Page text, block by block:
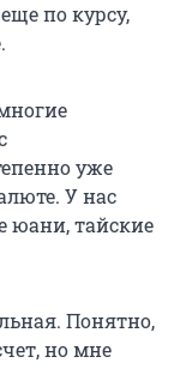
по курсу,
уже
У нас
юани, тайские
Понятно,
но мне